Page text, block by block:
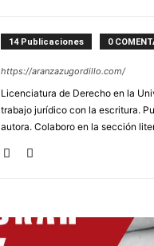
14 Publicaciones 0
https://aranzazugordillo.com/
Licenciatura de Derecho en la
trabajo jurídico con la escritura.
autora. Colaboro en la sección